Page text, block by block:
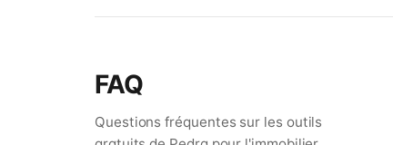
FAQ
Questions fréquentes sur les outils